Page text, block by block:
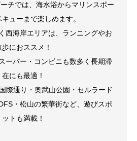
チでは、海水浴からマリンスポー
ューまで楽しめます。
西海岸エリアは、ランニングやお
歩におススメ！
ーパー・コンビニも数多く長期滞
在にも最適！
際通り・奥武山公園・セルラード
・松山の繁華街など、遊びスポ
ットも満載！